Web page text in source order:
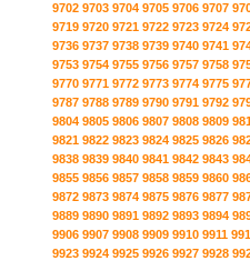
9702 9703 9704 9705 9706 9707
9719 9720 9721 9722 9723 9724
9736 9737 9738 9739 9740 9741
9753 9754 9755 9756 9757 9758
9770 9771 9772 9773 9774 9775
9787 9788 9789 9790 9791 9792
9804 9805 9806 9807 9808 9809
9821 9822 9823 9824 9825 9826
9838 9839 9840 9841 9842 9843
9855 9856 9857 9858 9859 9860
9872 9873 9874 9875 9876 9877
9889 9890 9891 9892 9893 9894
9906 9907 9908 9909 9910 9911
9923 9924 9925 9926 9927 9928